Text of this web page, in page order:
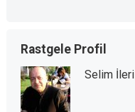
Rastgele Profil
Selim İleri